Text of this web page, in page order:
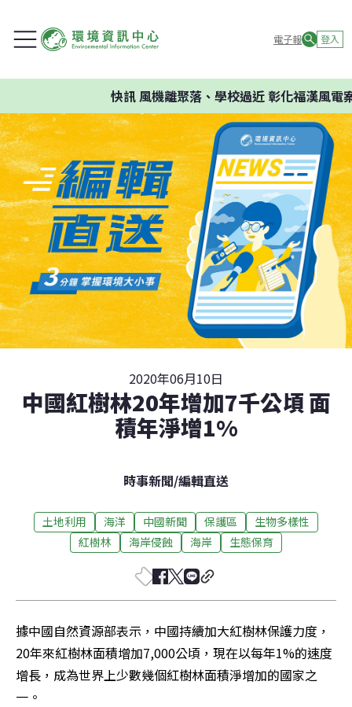
電子報 登入
快訊風機離聚落、學校過近 彰化福漢風電
2020年06月10日
中國紅樹林20年增加7千公頃 面
積年淨增1%
時事新聞/編輯直送
土地利用 海洋 中國新聞 保護區
生物多樣性
紅樹林
海岸侵蝕 海岸 生態保育
據中國自然資源部表示，中國持續加大紅樹林保護力度，
20年來紅樹林面積增加7,000公頃，現在以每年1%的速度
增長，成為世界上少數幾個紅樹林面積淨增加的國家之
一。